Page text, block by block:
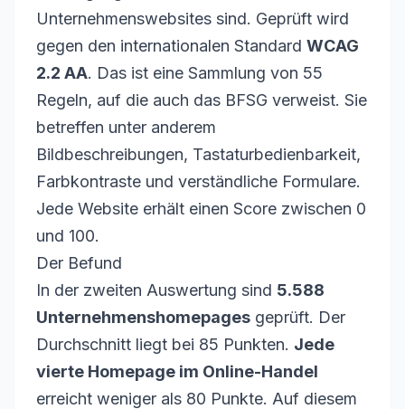
Unternehmenswebsites sind. Geprüft wird
gegen den internationalen Standard WCAG
2.2 AA. Das ist eine Sammlung von 55
Regeln, auf die auch das BFSG verweist. Sie
betreffen unter anderem
Bildbeschreibungen, Tastaturbedienbarkeit,
Farbkontraste und verständliche Formulare.
Jede Website erhält einen Score zwischen 0
und 100.
Der Befund
In der zweiten Auswertung sind 5.588
Unternehmenshomepages geprüft. Der
Durchschnitt liegt bei 85 Punkten. Jede
vierte Homepage im Online-Handel
erreicht weniger als 80 Punkte. Auf diesem